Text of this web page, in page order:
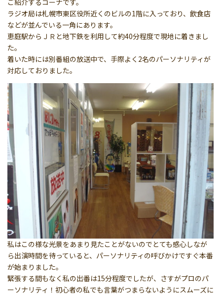
ご紹介するコーナです。
ラジオ局は札幌市東区役所近くのビルの1階に入っており、飲食店
などが並んでいる一角にあります。
恵庭駅からＪＲと地下鉄を利用して約40分程度で現地に着きまし
た。
着いた時には別番組の放送中で、手際よく2名のパーソナリティが
対応しておりました。
私はこの様な光景をあまり見たことがないのでとても感心しなが
ら出演時間を待っていると、パーソナリティの呼びかけですぐ本番
が始まりました。
緊張する間もなく私の出番は15分程度でしたが、さすがプロのパ
ーソナリティ！初心者の私でも言葉がつまらないようにスムーズに